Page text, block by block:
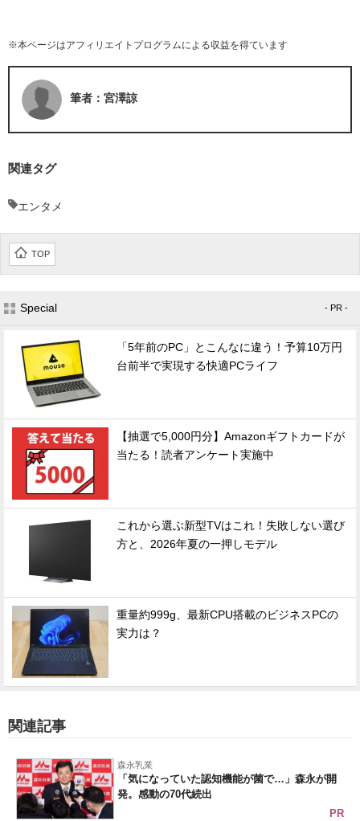
※本ページはアフィリエイトプログラムによる収益を得ています
筆者：宮澤諒
関連タグ
エンタメ
TOP
Special - PR -
「5年前のPC」とこんなに違う！予算10万円
台前半で実現する快適PCライフ
【抽選で5,000円分】Amazonギフトカードが
当たる！読者アンケート実施中
これから選ぶ新型TVはこれ！失敗しない選び
方と、2026年夏の一押しモデル
重量約999g、最新CPU搭載のビジネスPCの
実力は？
関連記事
森永乳業
「気になっていた認知機能が菌で…」森永が開
発。感動の70代続出
PR